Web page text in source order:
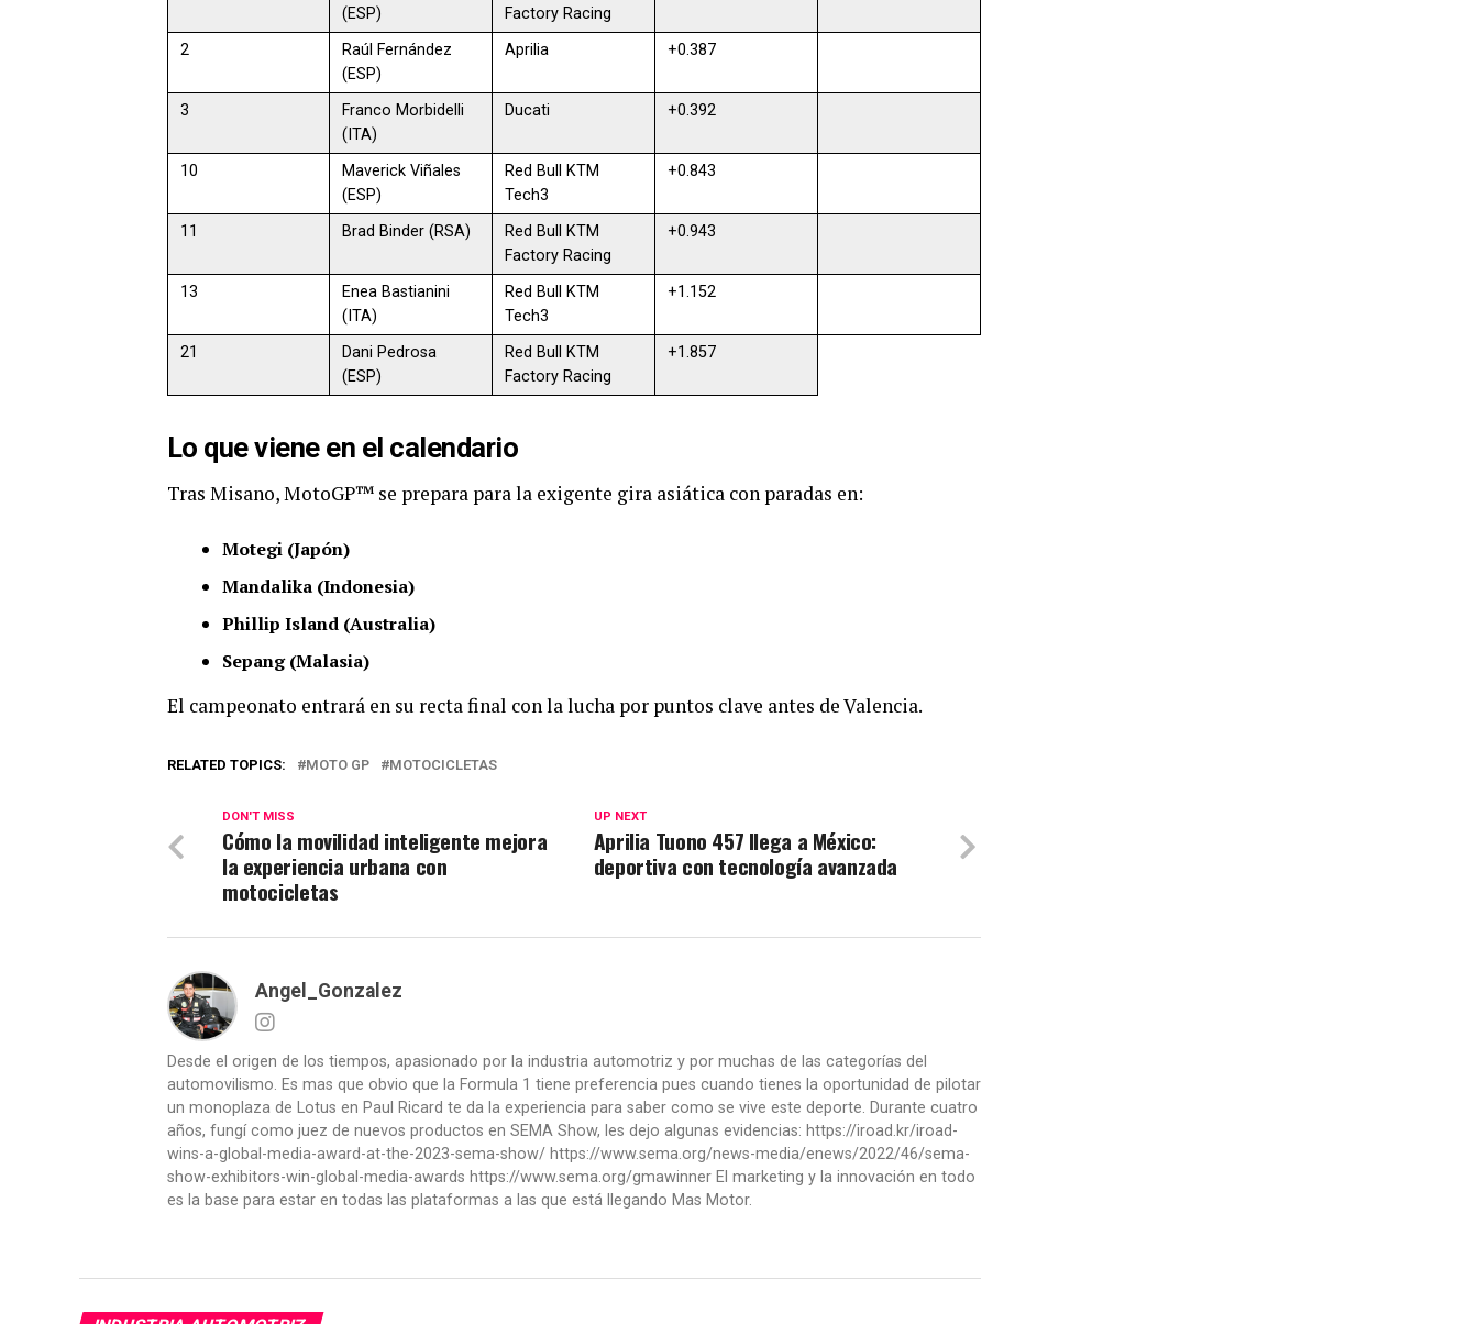
(ESP)
Factory Racing
2
Raúl Fernández
(ESP)
Aprilia +0.387
3
Franco Morbidelli
(ITA)
Ducati +0.392
10
Maverick Viñales
(ESP)
Red Bull KTM
Tech3
+0.843
11 Brad Binder (RSA)
Red Bull KTM
Factory Racing
+0.943
13
Enea Bastianini
(ITA)
Red Bull KTM
Tech3
+1.152
21
Dani Pedrosa
(ESP)
Red Bull KTM
Factory Racing
+1.857
Lo que viene en el calendario
Tras Misano, MotoGP™ se prepara para la exigente gira asiática con paradas en:
Motegi (Japón)
Mandalika (Indonesia)
Phillip Island (Australia)
Sepang (Malasia)
El campeonato entrará en su recta final con la lucha por puntos clave antes de Valencia.
RELATED TOPICS: MOTO GP MOTOCICLETAS
UP NEXT
Aprilia Tuono 457 llega a México:
deportiva con tecnología avanzada
DON'T MISS
Cómo la movilidad inteligente mejora
la experiencia urbana con
motocicletas
Angel_Gonzalez
Desde el origen de los tiempos, apasionado por la industria automotriz y por muchas de las categorías del
automovilismo. Es mas que obvio que la Formula 1 tiene preferencia pues cuando tienes la oportunidad de pilotar
un monoplaza de Lotus en Paul Ricard te da la experiencia para saber como se vive este deporte. Durante cuatro
años, fungí como juez de nuevos productos en SEMA Show, les dejo algunas evidencias: https://iroad.kr/iroad-
wins-a-global-media-award-at-the-2023-sema-show/ https://www.sema.org/news-media/enews/2022/46/sema-
show-exhibitors-win-global-media-awards https://www.sema.org/gmawinner El marketing y la innovación en todo
es la base para estar en todas las plataformas a las que está llegando Mas Motor.